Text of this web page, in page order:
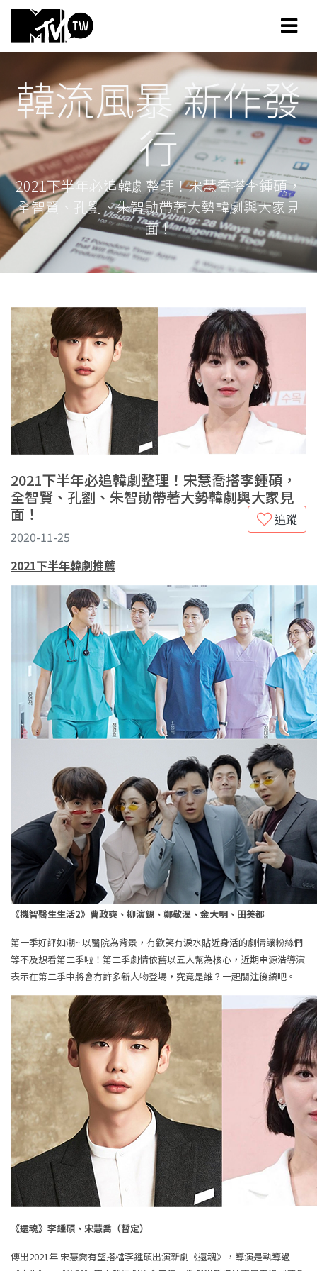
韓流風暴 新作發
行
2021下半年必追韓劇整理！宋慧喬搭李鍾碩，
全智賢、孔劉、朱智勛帶著大勢韓劇與大家見
面！
2021下半年必追韓劇整理！宋慧喬搭李鍾碩，
全智賢、孔劉、朱智勛帶著大勢韓劇與大家見
面！
追蹤
2020-11-25
2021下半年韓劇推薦
《機智醫生生活2》曹政奭、柳演錫、鄭敬淏、金大明、田美都
第一季好評如潮~ 以醫院為背景，有歡笑有淚水貼近身活的劇情讓粉絲們
等不及想看第二季啦！第二季劇情依舊以五人幫為核心，近期申源浩導演
表示在第二季中將會有許多新人物登場，究竟是誰？一起關注後續吧。
《還魂》李鍾碩、宋慧喬（暫定）
傳出2021年 宋慧喬有望搭檔李鍾碩出演新劇《還魂》，導演是執導過